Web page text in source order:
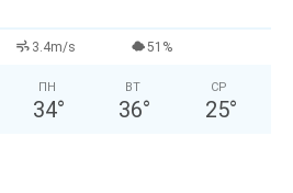
3.4m/s 51%
ПН
34°
ВТ
36°
СР
25°